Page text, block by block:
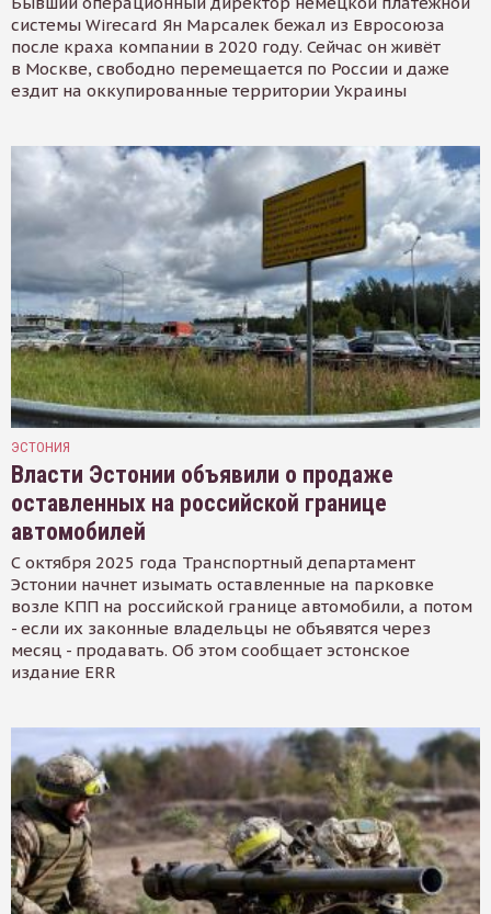
системы Wirecard Ян Марсалек бежал из Евросоюза
после краха компании в 2020 году. Сейчас он живёт
в Москве, свободно перемещается по России и даже
ездит на оккупированные территории Украины
ЭСТОНИЯ
Власти Эстонии объявили о продаже
оставленных на российской границе
автомобилей
С октября 2025 года Транспортный департамент
Эстонии начнет изымать оставленные на парковке
возле КПП на российской границе автомобили, а потом
- если их законные владельцы не объявятся через
месяц - продавать. Об этом сообщает эстонское
издание ERR